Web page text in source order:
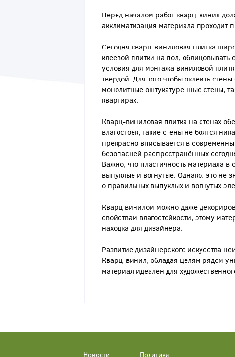
Перед началом работ кварц-винил
акклиматизация материала проходит
Сегодня кварц-виниловая плитка
клеевой плитки на пол,
условия для монтажа виниловой
твёрдой. Для того чтобы оклеить
монолитные оштукатуренные стены,
квартирах.
Кварц-виниловая плитка на стенах
влагостоек, такие стены не боятся
прекрасно вписывается в
безопасней распространённых
Важно, что пластичность материала в
выпуклые и вогнутые. Однако, это не
о правильных выпуклых и вогнутых
Кварц винилом можно даже
свойствам влагостойкости, этому
находка для дизайнера.
Развитие дизайнерского искусства
Кварц-винил, обладая целям рядом
материал идеален для
Новости Политика